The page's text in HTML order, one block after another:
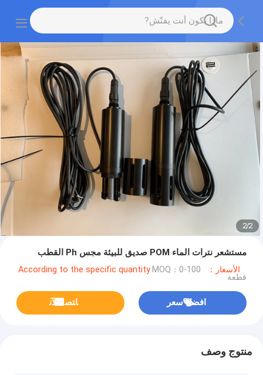
2
/
2
مستشعر نترات الماء POM صديق للبيئة مجس Ph القطب
الأسعار：According to the specific quantity MOQ：0-100
قطعة
افضل سعر ﺎﺘﺼﻟ ﺍﻶﻧ
منتوج وصف